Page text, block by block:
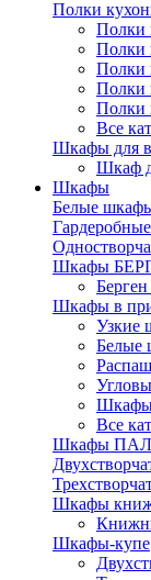
Полки
Полки
Полки
Полки
Полки
Полки
Все
Шкафы для
Шкаф
Шкафы
Белые
Гардеробные
Шкафы
Шкафы в
Узкие
Белые
Шкафы
Все
Шкафы
Шкафы
Шкафы-купе